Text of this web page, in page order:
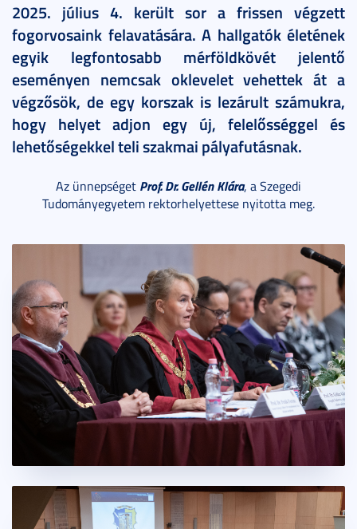
2025. július 4. került sor a frissen végzett
fogorvosaink felavatására. A hallgatók életének
egyik legfontosabb mérföldkövét jelentő
eseményen nemcsak oklevelet vehettek át a
végzősök, de egy korszak is lezárult számukra,
hogy helyet adjon egy új, felelősséggel és
lehetőségekkel teli szakmai pályafutásnak.
Az ünnepséget Prof. Dr. Gellén Klára, a Szegedi
Tudományegyetem rektorhelyettese nyitotta meg.